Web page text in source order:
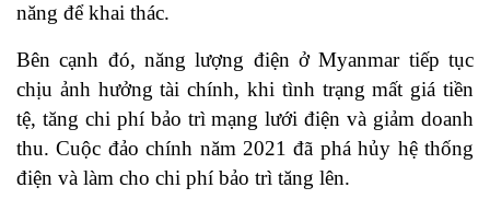
năng để khai thác.
Bên cạnh đó, năng lượng điện ở Myanmar tiếp tục
chịu ảnh hưởng tài chính, khi tình trạng mất giá tiền
tệ, tăng chi phí bảo trì mạng lưới điện và giảm doanh
thu. Cuộc đảo chính năm 2021 đã phá hủy hệ thống
điện và làm cho chi phí bảo trì tăng lên.